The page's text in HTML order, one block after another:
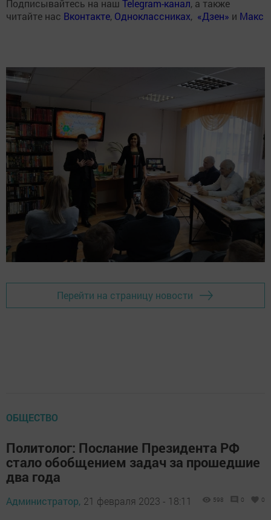
Подписывайтесь на наш Telegram-канал, а также
читайте нас Вконтакте, Одноклассниках, «Дзен» и Макс
Перейти на страницу новости
ОБЩЕСТВО
Политолог: Послание Президента РФ
стало обобщением задач за прошедшие
два года
Администратор, 21 февраля 2023 - 18:11 598 0 0